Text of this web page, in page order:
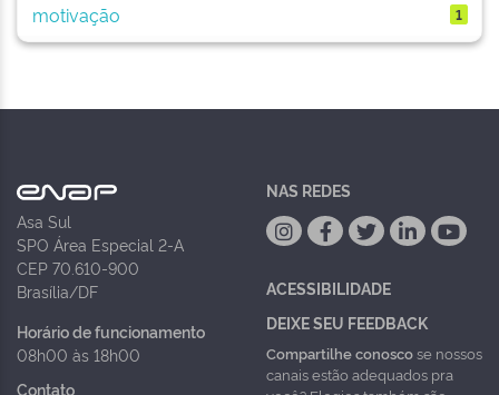
motivação 1
Asa Sul
SPO Área Especial 2-A
CEP 70.610-900
Brasília/DF
Horário de funcionamento
08h00 às 18h00
Contato
NAS REDES
ACESSIBILIDADE
DEIXE SEU FEEDBACK
Compartilhe conoscose nossos
canais estão adequados pra